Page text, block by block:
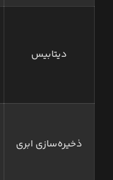
دیتابیس
ذخیره‌سازی ابری